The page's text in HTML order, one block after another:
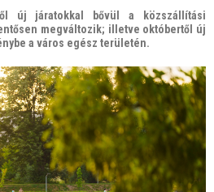
új járatokkal bővül a közszállítási
megváltozik; illetve októbertől új
a város egész területén.